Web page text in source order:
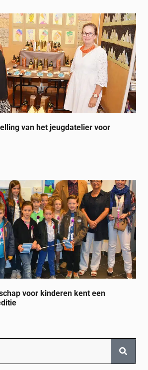
van het jeugdatelier voor
voor kinderen kent een